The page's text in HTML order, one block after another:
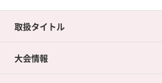
取扱タイトル
大会情報